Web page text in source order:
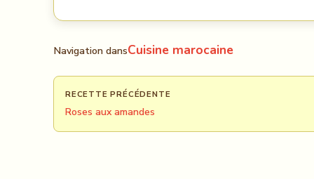
Navigation dansCuisine marocaine
RECETTE PRÉCÉDENTE
Roses aux amandes